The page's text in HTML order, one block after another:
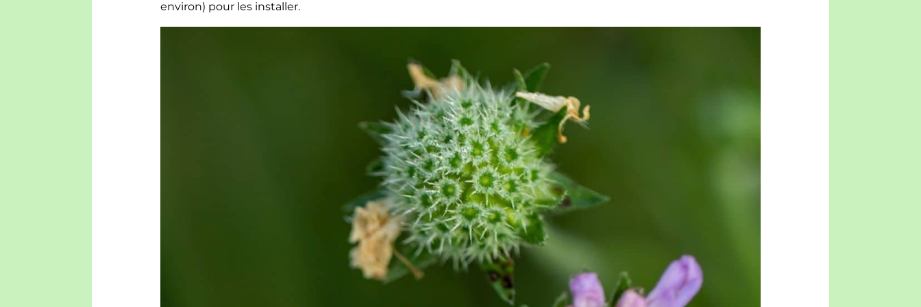
env­i­ron) pour les installer.